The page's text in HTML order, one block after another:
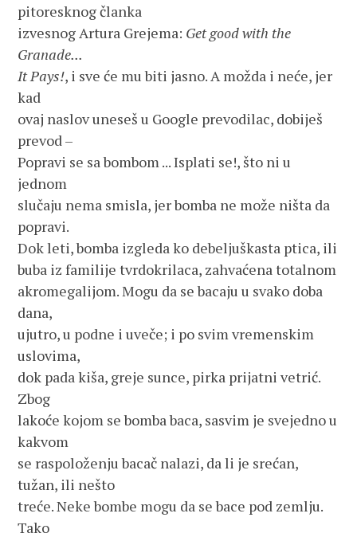
pitoresknog članka
izvesnog Artura Grejema: Get good with the
Granade...
It Pays!, i sve će mu biti jasno. A možda i neće, jer
kad
ovaj naslov uneseš u Google prevodilac, dobiješ
prevod –
Popravi se sa bombom ... Isplati se!, što ni u
jednom
slučaju nema smisla, jer bomba ne može ništa da
popravi.
buba iz familije tvrdokrilaca, zahvaćena totalnom
akromegalijom. Mogu da se bacaju u svako doba
dana,
ujutro, u podne i uveče; i po svim vremenskim
uslovima,
dok pada kiša, greje sunce, pirka prijatni vetrić.
Zbog
lakoće kojom se bomba baca, sasvim je svejedno u
kakvom
se raspoloženju bacač nalazi, da li je srećan,
tužan, ili nešto
treće. Neke bombe mogu da se bace pod zemlju.
Tako